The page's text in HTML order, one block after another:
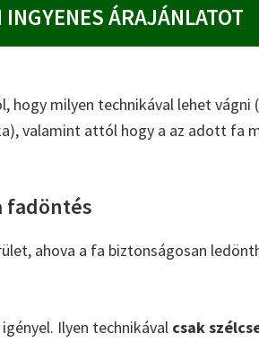
INGYENES ÁRAJÁNLATOT
hogy milyen technikával lehet vágni
valamint attól hogy a az adott fa
fadöntés
ahova a fa biztonságosan
Ilyen technikával csak